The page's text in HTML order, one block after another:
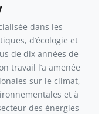
dans les
d’écologie et
de dix années de
travail l’a amenée
sur le climat,
et à
des énergies